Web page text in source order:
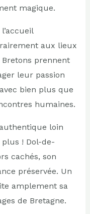
magique.
aux lieux
prennent
leur passion
bien plus que
humaines.
loin
! Dol-de-
cachés, son
préservée. Un
amplement sa
de Bretagne.